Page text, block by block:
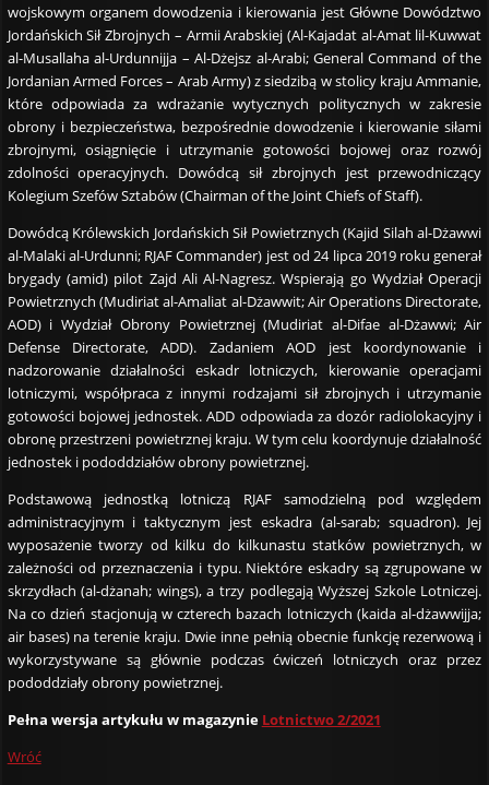
wojskowym organem dowodzenia i kierowania jest Główne Dowództwo
Jordańskich Sił Zbrojnych – Armii Arabskiej (Al-Kajadat al-Amat lil-Kuwwat
al-Musallaha al-Urdunnijja – Al-Dżejsz al-Arabi; General Command of the
Jordanian Armed Forces – Arab Army) z siedzibą w stolicy kraju Ammanie,
które odpowiada za wdrażanie wytycznych politycznych w zakresie
obrony i bezpieczeństwa, bezpośrednie dowodzenie i kierowanie siłami
zbrojnymi, osiągnięcie i utrzymanie gotowości bojowej oraz rozwój
zdolności operacyjnych. Dowódcą sił zbrojnych jest przewodniczący
Kolegium Szefów Sztabów (Chairman of the Joint Chiefs of Staff).
Dowódcą Królewskich Jordańskich Sił Powietrznych (Kajid Silah al-Dżawwi
al-Malaki al-Urdunni; RJAF Commander) jest od 24 lipca 2019 roku generał
brygady (amid) pilot Zajd Ali Al-Nagresz. Wspierają go Wydział Operacji
Powietrznych (Mudiriat al-Amaliat al-Dżawwit; Air Operations Directorate,
AOD) i Wydział Obrony Powietrznej (Mudiriat al-Difae al-Dżawwi; Air
Defense Directorate, ADD). Zadaniem AOD jest koordynowanie i
nadzorowanie działalności eskadr lotniczych, kierowanie operacjami
lotniczymi, współpraca z innymi rodzajami sił zbrojnych i utrzymanie
gotowości bojowej jednostek. ADD odpowiada za dozór radiolokacyjny i
obronę przestrzeni powietrznej kraju. W tym celu koordynuje działalność
jednostek i pododdziałów obrony powietrznej.
Podstawową jednostką lotniczą RJAF samodzielną pod względem
administracyjnym i taktycznym jest eskadra (al-sarab; squadron). Jej
wyposażenie tworzy od kilku do kilkunastu statków powietrznych, w
zależności od przeznaczenia i typu. Niektóre eskadry są zgrupowane w
skrzydłach (al-dżanah; wings), a trzy podlegają Wyższej Szkole Lotniczej.
Na co dzień stacjonują w czterech bazach lotniczych (kaida al-dżawwijja;
air bases) na terenie kraju. Dwie inne pełnią obecnie funkcję rezerwową i
wykorzystywane są głównie podczas ćwiczeń lotniczych oraz przez
pododdziały obrony powietrznej.
Pełna wersja artykułu w magazynie Lotnictwo 2/2021
Wróć